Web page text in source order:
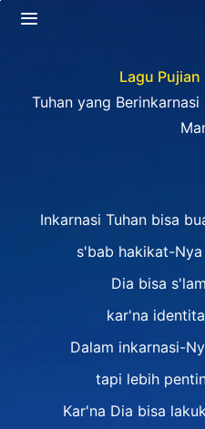
Lagu Pujian
Tuhan yang
Inkarnasi Tuhan bisa
s'bab hakikat-
Dia bisa
kar'na
Dalam inkarnasi-
tapi lebih
Kar'na Dia bisa